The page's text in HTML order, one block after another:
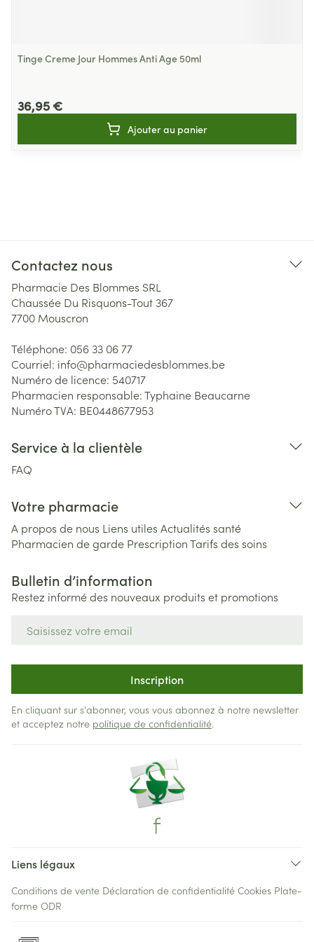
Tinge Creme Jour Hommes Anti Age 50ml
36,95 €
Ajouter au panier
Contactez nous
Pharmacie Des Blommes SRL
Chaussée Du Risquons-Tout 367
7700 Mouscron
Téléphone: 056 33 06 77
Courriel: info@pharmaciedesblommes.be
Numéro de licence: 540717
Pharmacien responsable:Typhaine Beaucarne
Numéro TVA: BE0448677953
Service à la clientèle
FAQ
Votre pharmacie
A propos de nous Liens utiles Actualités santé
Pharmacien de garde PrescriptionTarifs des soins
Bulletin d’information
Restez informé des nouveaux produits et promotions
Inscription
En cliquant sur s'abonner, vous vous abonnez à notre newsletter
et acceptez notre politique de confidentialité.
Liens légaux
Conditions de vente Déclaration de confidentialité Cookies Plate-
forme ODR